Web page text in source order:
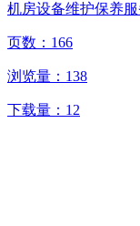
机房设备维护保养
页数： 166
浏览量： 138
下载量： 12